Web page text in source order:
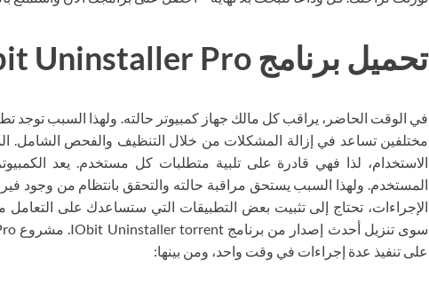
تحميل برنامج IObit Uninstaller Pro تورنت
في الوقت الحاضر، يراقب كل مالك جهاز كمبيوتر حالته. ولهذا السبب توجد
مختلفين تساعد في إزالة المشكلات من خلال التنظيف والفحص الشامل.
الاستخدام، لذا فهي قادرة على تلبية متطلبات كل مستخدم. يعد
المستخدم. ولهذا السبب يستحق مراقبة حالته والتحقق بانتظام من وجود
الإجراءات، تحتاج إلى تثبيت بعض التطبيقات التي ستساعدك على التعامل
على تنفيذ عدة إجراءات في وقت واحد، ومن بينها: